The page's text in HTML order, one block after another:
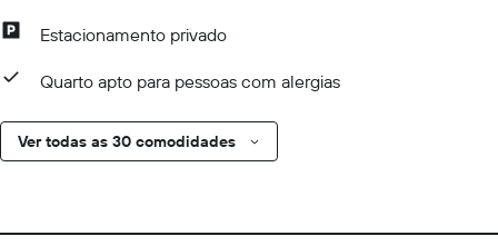
Estacionamento privado
Quarto apto para pessoas com alergias
Ver todas as 30 comodidades